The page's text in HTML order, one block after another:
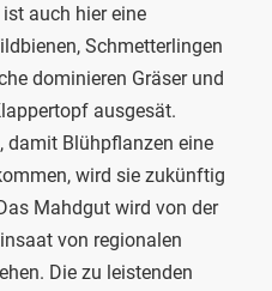
auch hier eine
Schmetterlingen
dominieren Gräser und
ausgesät.
damit Blühpflanzen eine
wird sie zukünftig
Mahdgut wird von der
von regionalen
Die zu leistenden